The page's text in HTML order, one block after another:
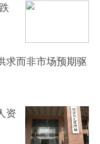
求而非市场预期驱
资